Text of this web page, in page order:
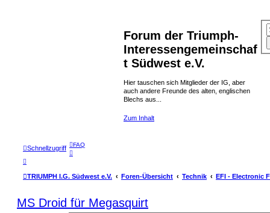
Forum der Triumph-
Interessengemeinschaf
t Südwest e.V.
Hier tauschen sich Mitglieder der IG, aber
auch andere Freunde des alten, englischen
Blechs aus...
Zum Inhalt
Schnellzugriff FAQ
TRIUMPH I.G. Südwest e.V. Foren-Übersicht Technik EFI - Electronic
MS Droid für Megasquirt